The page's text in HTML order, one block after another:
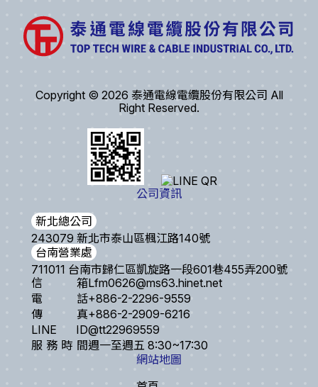
Copyright © 2026 泰通電線電纜股份有限公司 All
Right Reserved.
公司資訊
新北總公司
243079 新北市泰山區楓江路140號
台南營業處
711011 台南市歸仁區凱旋路一段601巷455弄200號
信箱Lfm0626@ms63.hinet.net
電話+886-2-2296-9559
傳真+886-2-2909-6216
LINE ID@tt22969559
服務時間週一至週五 8:30~17:30
網站地圖